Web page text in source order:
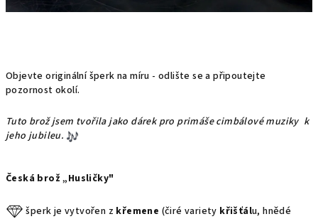
Objevte originální šperk na míru - odlište se a připoutejte
pozornost okolí.
Tuto brož jsem tvořila jako dárek pro primáše cimbálové muziky k
jeho jubileu.
Česká brož „Husličky"
šperk je vytvořen z křemene (čiré variety křišťálu, hnědé